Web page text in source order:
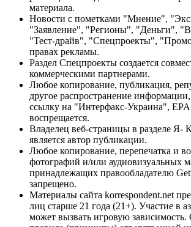
материала.
Новости с пометками "Мнение",
"Заявление", "Регионы", "Деньги",
"Тест-драйв", "Спецпроекты",
правах рекламы.
Раздел Спецпроекты создается
коммерческими партнерами.
Любое копирование, публикация,
другое распространение
ссылку на "Интерфакс-Украина", EPA
воспрещается.
Владелец веб-страницы в разделе Я-
является автор публикации.
Любое копирование, перепечатка и
фотографий и/или аудиовизуальных
принадлежащих правообладателю
запрещено.
Материалы сайта korrespondent.net
лиц старше 21 года (21+). Участие в
может вызвать игровую